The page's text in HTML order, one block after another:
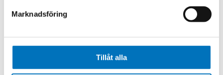
Marknadsföring
Tillåt alla
Switched Beam
Antennas (SBA)